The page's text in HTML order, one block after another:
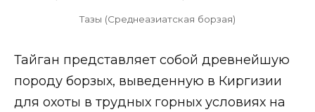
Тазы (Среднеазиатская борзая)
Тайган представляет собой древнейшую
породу борзых, выведенную в Киргизии
для охоты в трудных горных условиях на